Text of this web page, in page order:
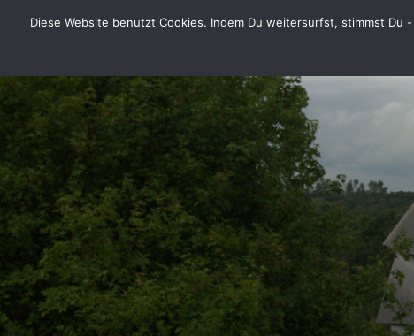
InhaltDiese Website benutzt Cookies. Indem Du weitersurfst, stimmst